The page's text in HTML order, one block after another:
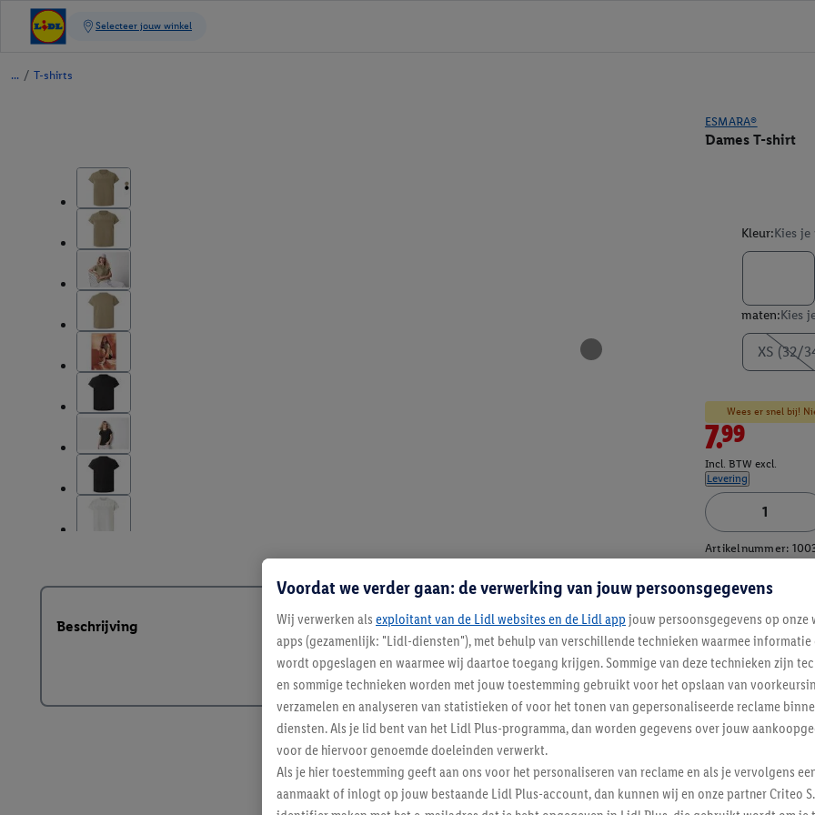
/ T-shirts
ESMARA®
Dames T-shirt
Kleur:Kies
maten:Kies
XS (32/
Wees er snel bij!
7.99
Incl. BTW excl.
Levering
Artikelnummer:
Beschrijving
Voordat we verder gaan: de verwerking van jouw persoonsgegevens
Wij verwerken als exploitant van de Lidl websites en de Lidl app jouw persoonsgegevens op onze
apps (gezamenlijk: "Lidl-diensten"), met behulp van verschillende technieken waarmee
wordt opgeslagen en waarmee wij daartoe toegang krijgen. Sommige van deze technieken zijn
en sommige technieken worden met jouw toestemming gebruikt voor het opslaan van
verzamelen en analyseren van statistieken of voor het tonen van gepersonaliseerde reclame
diensten. Als je lid bent van het Lidl Plus-programma, dan worden gegevens over jouw
voor de hiervoor genoemde doeleinden verwerkt.
Als je hier toestemming geeft aan ons voor het personaliseren van reclame en als je vervolgens
aanmaakt of inlogt op jouw bestaande Lidl Plus-account, dan kunnen wij en onze partner Criteo